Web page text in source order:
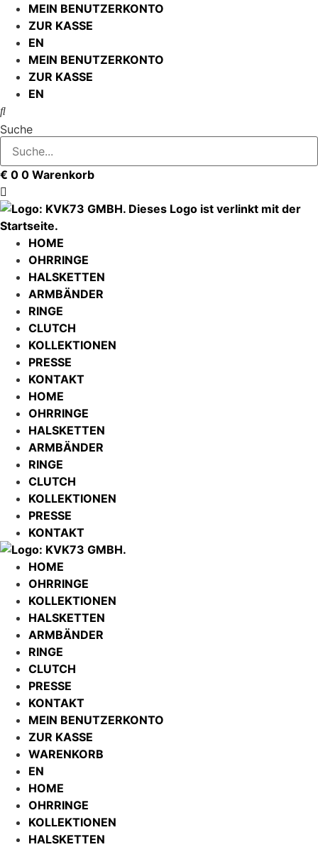
Zum
Inhalt
springen
MEIN BENUTZERKONTO
ZUR KASSE
EN
MEIN BENUTZERKONTO
ZUR KASSE
EN
Suche
€ 0 0 Warenkorb
HOME
OHRRINGE
HALSKETTEN
ARMBÄNDER
RINGE
CLUTCH
KOLLEKTIONEN
PRESSE
KONTAKT
HOME
OHRRINGE
HALSKETTEN
ARMBÄNDER
RINGE
CLUTCH
KOLLEKTIONEN
PRESSE
KONTAKT
HOME
OHRRINGE
KOLLEKTIONEN
HALSKETTEN
ARMBÄNDER
RINGE
CLUTCH
PRESSE
KONTAKT
MEIN BENUTZERKONTO
ZUR KASSE
WARENKORB
EN
HOME
OHRRINGE
KOLLEKTIONEN
HALSKETTEN